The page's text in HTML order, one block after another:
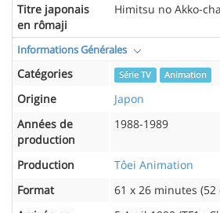
Titre japonais
en rômaji
Himitsu no Akko-
Informations Générales
Catégories Série TV Animation
Origine
Japon
Années de
production
1988-1989
Production
Tôei Animation
Format
61 x 26 minutes